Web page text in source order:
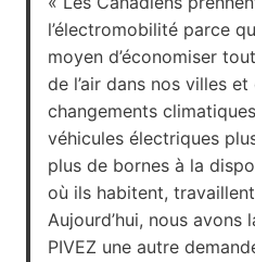
l’électromobilité parce
moyen d’économiser
de l’air dans nos villes
changements
véhicules électriques
plus de bornes à la
où ils habitent,
Aujourd’hui, nous avons
PIVEZ une autre